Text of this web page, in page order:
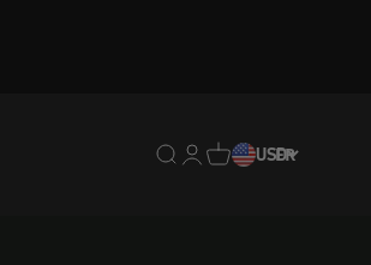
Translation missing :
Translation missing :
Traduction
USDFR